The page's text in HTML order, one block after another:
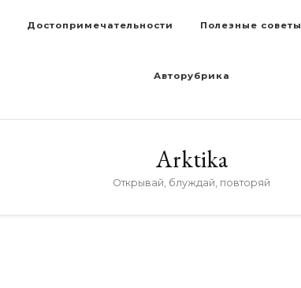
Достопримечательности Полезные советы
Авторубрика
Arktika
Открывай, блуждай, повторяй